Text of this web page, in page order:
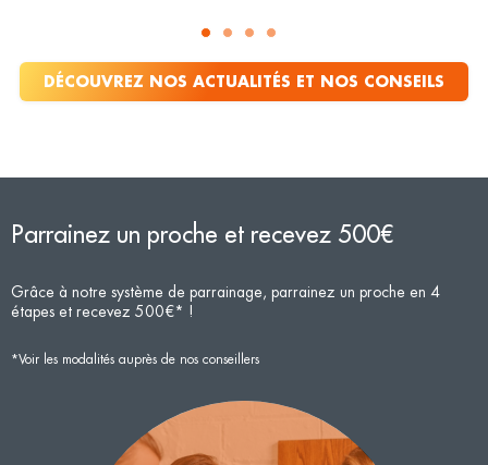
DÉCOUVREZ NOS ACTUALITÉS ET NOS CONSEILS
Parrainez un proche et recevez 500€
Grâce à notre système de parrainage, parrainez un proche en 4
étapes et recevez 500€* !
*Voir les modalités auprès de nos conseillers